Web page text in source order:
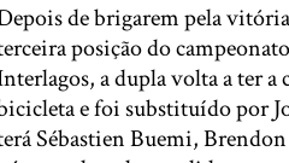
de brigarem pela
posição do
a dupla volta a ter
e foi substituído por
Sébastien Buemi,